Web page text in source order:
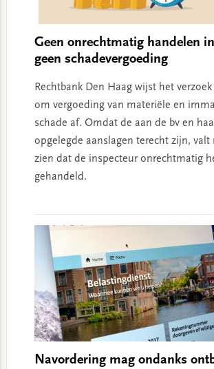
Geen onrechtmatig handelen
geen schadevergoeding
Rechtbank Den Haag wijst het
om vergoeding van materiële en
schade af. Omdat de aan de bv en
opgelegde aanslagen terecht zijn, valt
zien dat de inspecteur onrechtmatig
gehandeld.
Navordering mag ondanks